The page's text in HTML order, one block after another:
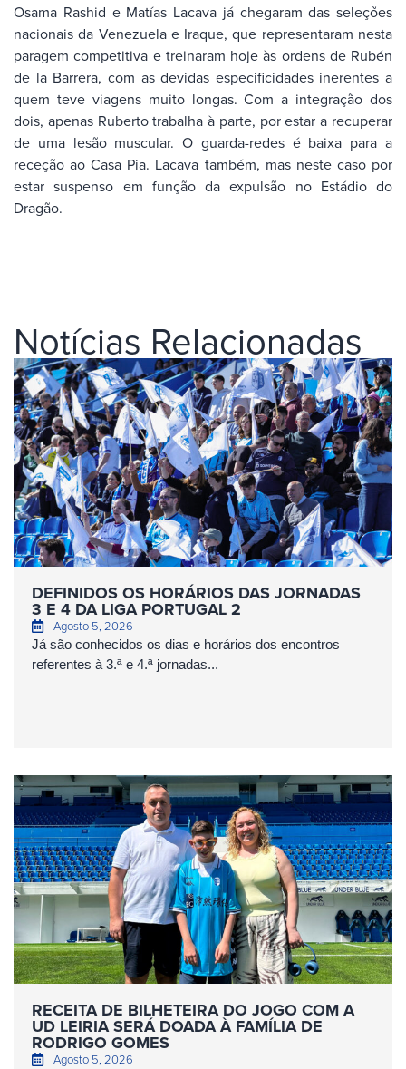
Osama Rashid e Matías Lacava já chegaram das seleções
nacionais da Venezuela e Iraque, que representaram nesta
paragem competitiva e treinaram hoje às ordens de Rubén
de la Barrera, com as devidas especificidades inerentes a
quem teve viagens muito longas. Com a integração dos
dois, apenas Ruberto trabalha à parte, por estar a recuperar
de uma lesão muscular. O guarda-redes é baixa para a
receção ao Casa Pia. Lacava também, mas neste caso por
estar suspenso em função da expulsão no Estádio do
Dragão.
Notícias Relacionadas
DEFINIDOS OS HORÁRIOS DAS JORNADAS
3 E 4 DA LIGA PORTUGAL 2
Agosto 5, 2026
Já são conhecidos os dias e horários dos encontros
referentes à 3.ª e 4.ª jornadas...
RECEITA DE BILHETEIRA DO JOGO COM A
UD LEIRIA SERÁ DOADA À FAMÍLIA DE
RODRIGO GOMES
Agosto 5, 2026